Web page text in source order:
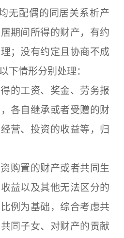
无配偶的同居关系析产
期间所得的财产，有约
；没有约定且协商不成
下情形分别处理：
工资、奖金、劳务报
各自继承或者受赠的财
营、投资的收益等，归
置的财产或者共同生
益以及其他无法区分的
例为基础，综合考虑共
同子女、对财产的贡献